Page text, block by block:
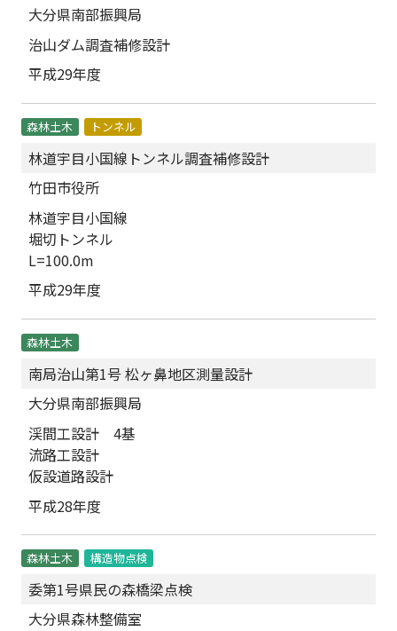
大分県南部振興局
治山ダム調査補修設計
平成29年度
森林土木 トンネル
林道宇目小国線トンネル調査補修設計
竹田市役所
林道宇目小国線
堀切トンネル
L=100.0m
平成29年度
森林土木
南局治山第1号 松ヶ鼻地区測量設計
大分県南部振興局
渓間工設計 4基
流路工設計
仮設道路設計
平成28年度
森林土木 構造物点検
委第1号県民の森橋梁点検
大分県森林整備室